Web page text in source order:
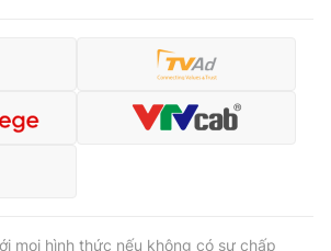
mọi hình thức nếu không có sự chấp